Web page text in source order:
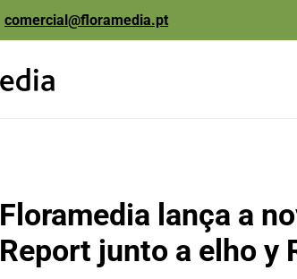
comercial@floramedia.pt
Floramedia lança a
Report junto a elho y
comunicação e
marketing